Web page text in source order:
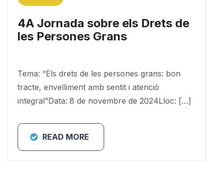
4A Jornada sobre els Drets de
les Persones Grans
Tema: “Els drets de les persones grans: bon
tracte, envelliment amb sentit i atenció
integral”Data: 8 de novembre de 2024Lloc: […]
READ MORE